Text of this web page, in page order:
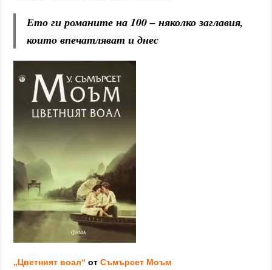
Ето ги романите на 100 – няколко заглавия,
които впечатляват и днес
„Цветният воал“ отСъмърсет Моъм